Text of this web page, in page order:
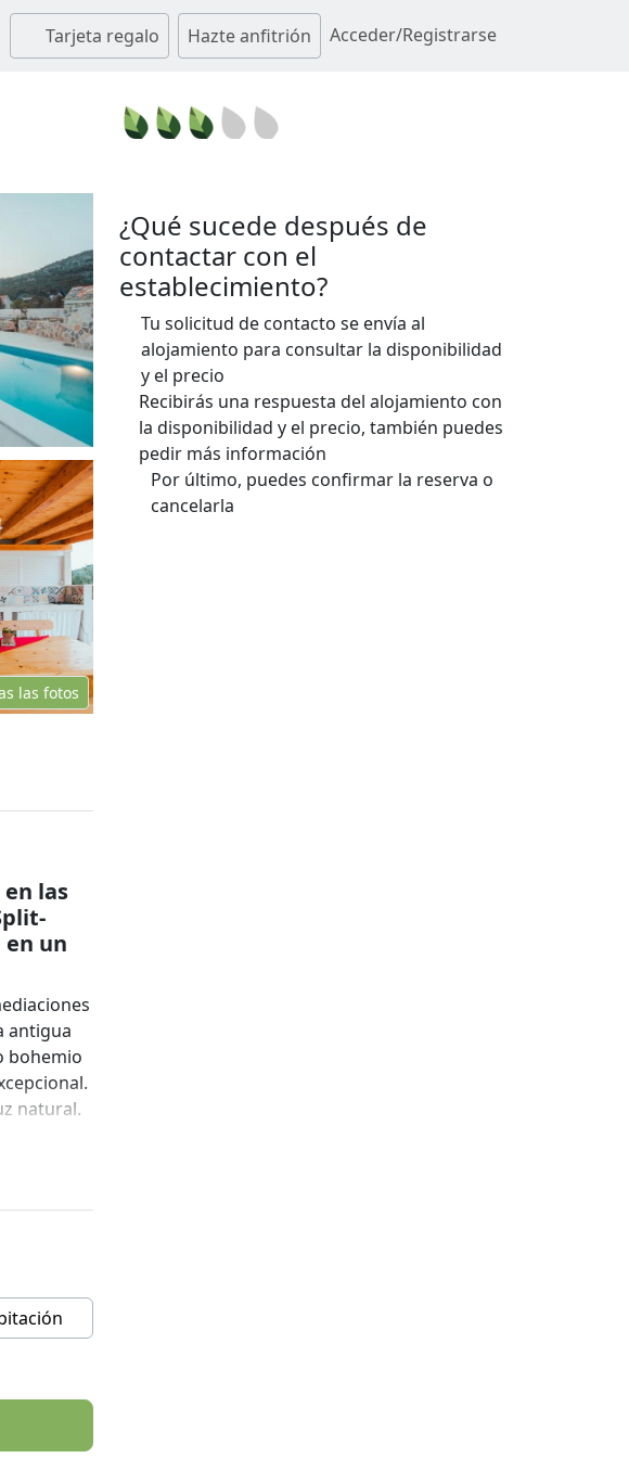
Tarjeta regalo Hazte anfitrión Acceder/Registrarse
las fotos
las
un
antigua
bohemio
natural.
antigua
natural.
de
¿Qué sucede después de
contactar con el
establecimiento?
Tu solicitud de contacto se envía al
alojamiento para consultar la disponibilidad
y el precio
Recibirás una respuesta del alojamiento con
la disponibilidad y el precio, también puedes
pedir más información
Por último, puedes confirmar la reserva o
cancelarla